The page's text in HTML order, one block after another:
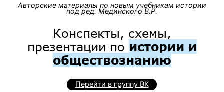
Авторские материалы по новым учебникам истории
под ред. Мединского В.Р.
Конспекты, схемы,
презентации по истории и
обществознанию
Перейти в группу ВК